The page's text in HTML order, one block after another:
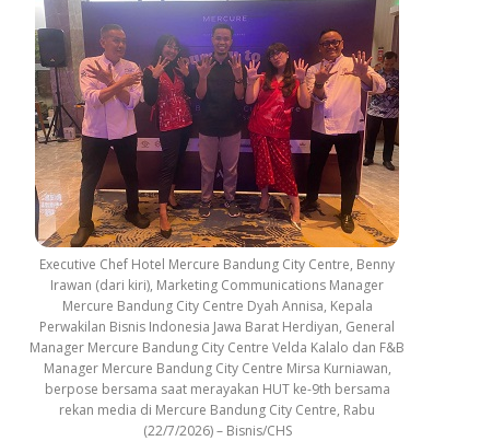
Executive Chef Hotel Mercure Bandung City Centre, Benny
Irawan (dari kiri), Marketing Communications Manager
Mercure Bandung City Centre Dyah Annisa, Kepala
Perwakilan Bisnis Indonesia Jawa Barat Herdiyan, General
Manager Mercure Bandung City Centre Velda Kalalo dan F&B
Manager Mercure Bandung City Centre Mirsa Kurniawan,
berpose bersama saat merayakan HUT ke-9th bersama
rekan media di Mercure Bandung City Centre, Rabu
(22/7/2026) – Bisnis/CHS